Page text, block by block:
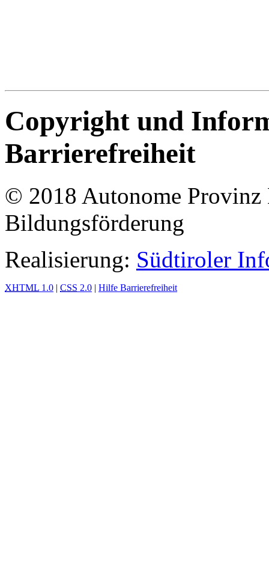
Copyright und
Barrierefreiheit
© 2018 Autonome Provinz
Bildungsförderung
Realisierung: Südtiroler
XHTML 1.0 | CSS 2.0 | Hilfe Barrierefreiheit